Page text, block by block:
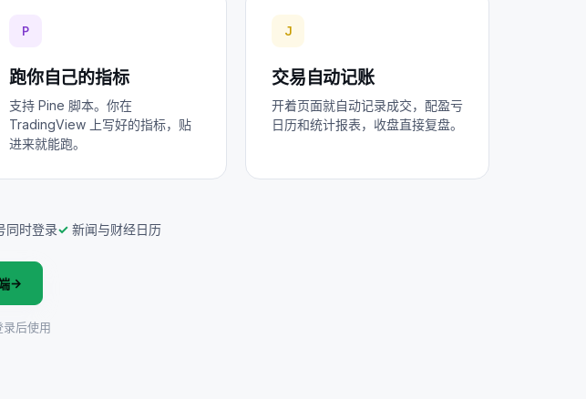
P
跑你自己的指标
支持 Pine 脚本。你在
TradingView 上写好的指标，贴
进来就能跑。
J
交易自动记账
开着页面就自动记录成交，配盈亏
日历和统计报表，收盘直接复盘。
同时登录✓ 新闻与财经日历
→
录后使用